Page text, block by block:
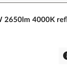
2650lm 4000K